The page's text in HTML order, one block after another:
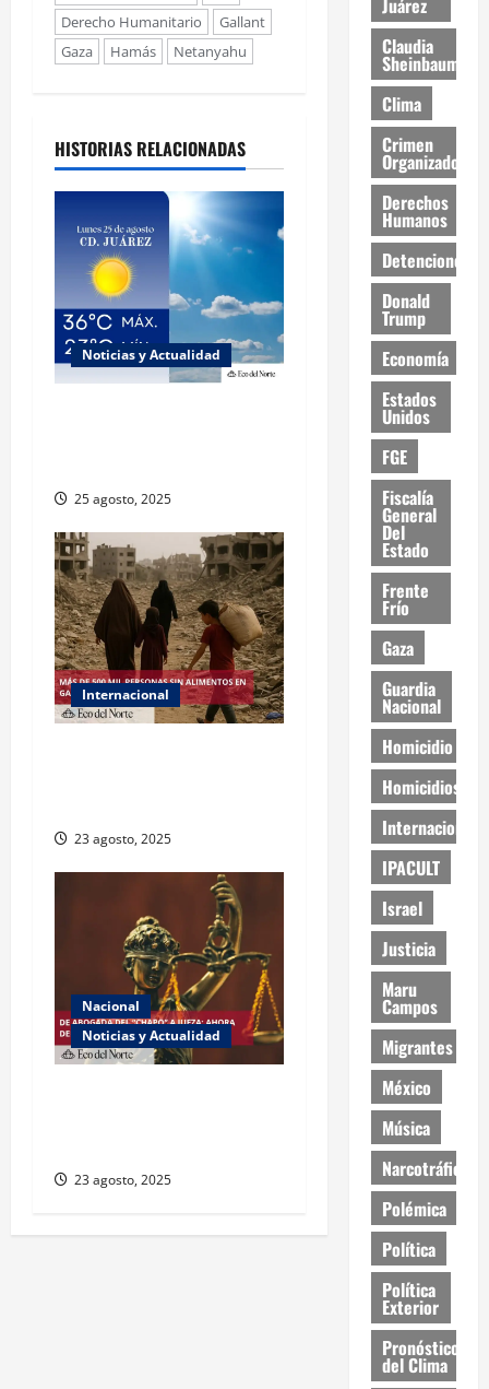
Derecho Humanitario
Gallant
Gaza
Hamás Netanyahu
HISTORIAS RELACIONADAS
Noticias y Actualidad
25 agosto, 2025
Internacional
23 agosto, 2025
Nacional
Noticias y Actualidad
23 agosto, 2025
Juárez
Claudia
Sheinbaum
Clima
Crimen
Organizado
Derechos
Humanos
Detenciones
Donald
Trump
Economía
Estados
Unidos
FGE
Fiscalía
General
Del
Estado
Frente
Frío
Gaza
Guardia
Nacional
Homicidio
Homicidios
Internacional
IPACULT
Israel
Justicia
Maru
Campos
Migrantes
México
Música
Narcotráfico
Polémica
Política
Política
Exterior
Pronóstico
del Clima